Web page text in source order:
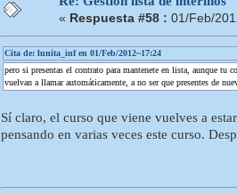
« Respuesta #58 : 01/Feb/
Cita de: lunita_inf en 01/Feb/2012~17:24
pero si presentas el contrato para mantenete en lista, aunque tu
vuelvan a llamar automáticamente, a no ser que presentes de
Sí claro, el curso que viene vuelves a
pensando en varias veces este curso.